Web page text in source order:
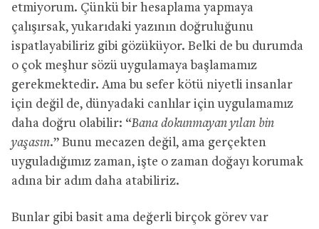
etmiyorum. Çünkü bir hesaplama yapmaya
çalışırsak, yukarıdaki yazının doğruluğunu
ispatlayabiliriz gibi gözüküyor. Belki de bu durumda
o çok meşhur sözü uygulamaya başlamamız
gerekmektedir. Ama bu sefer kötü niyetli insanlar
için değil de, dünyadaki canlılar için uygulamamız
daha doğru olabilir: “Bana dokunmayan yılan bin
yaşasın.” Bunu mecazen değil, ama gerçekten
uyguladığımız zaman, işte o zaman doğayı korumak
adına bir adım daha atabiliriz.
Bunlar gibi basit ama değerli birçok görev var